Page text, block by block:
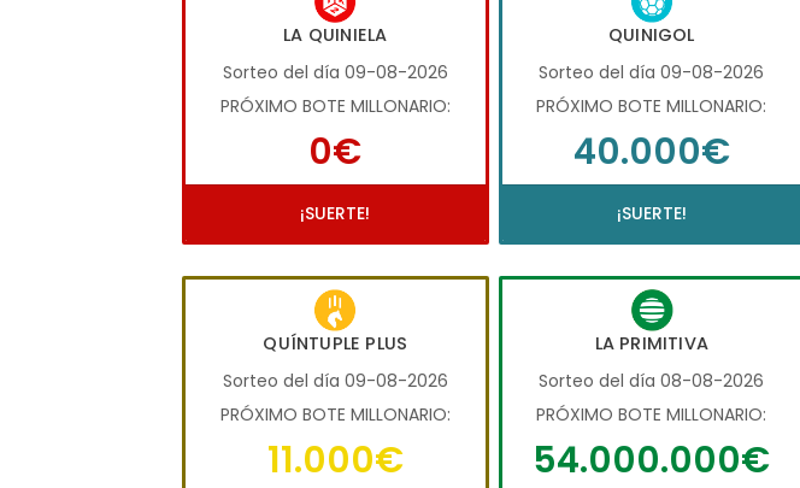
LA QUINIELA
Sorteo del día 09-08-2026
PRÓXIMO BOTE MILLONARIO:
0€
¡SUERTE!
QUINIGOL
Sorteo del día 09-08-2026
PRÓXIMO BOTE MILLONARIO:
40.000€
¡SUERTE!
QUÍNTUPLE PLUS
Sorteo del día 09-08-2026
PRÓXIMO BOTE MILLONARIO:
11.000€
LA PRIMITIVA
Sorteo del día 08-08-2026
PRÓXIMO BOTE MILLONARIO:
54.000.000€